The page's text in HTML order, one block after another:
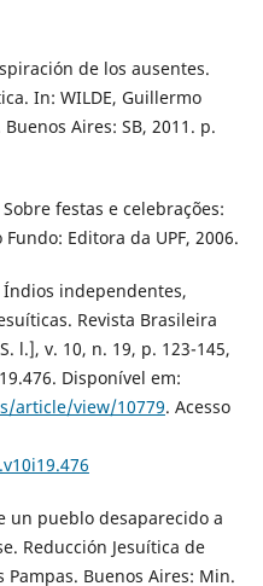
de los ausentes.
In: WILDE, Guillermo
Aires: SB, 2011. p.
festas e celebrações:
Editora da UPF, 2006.
Índios independentes,
Revista Brasileira
l.], v. 10, n. 19, p. 123-145,
Disponível em:
article/view/10779. Acesso
un pueblo desaparecido a
Reducción Jesuítica de
Pampas. Buenos Aires: Min.